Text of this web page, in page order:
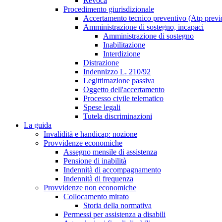
Procedimento giurisdizionale
Accertamento tecnico preventivo (Atp
Amministrazione di sostegno, incapaci
Amministrazione di sostegno
Inabilitazione
Interdizione
Distrazione
Indennizzo L. 210/92
Legittimazione passiva
Oggetto dell'accertamento
Processo civile telematico
Spese legali
Tutela discriminazioni
La guida
Invalidità e handicap: nozione
Provvidenze economiche
Assegno mensile di assistenza
Pensione di inabilità
Indennità di accompagnamento
Indennità di frequenza
Provvidenze non economiche
Collocamento mirato
Storia della normativa
Permessi per assistenza a disabili